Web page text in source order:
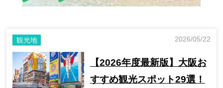
観光地 2026/05/22
【2026年度最新版】大阪お
すすめ観光スポット29選！